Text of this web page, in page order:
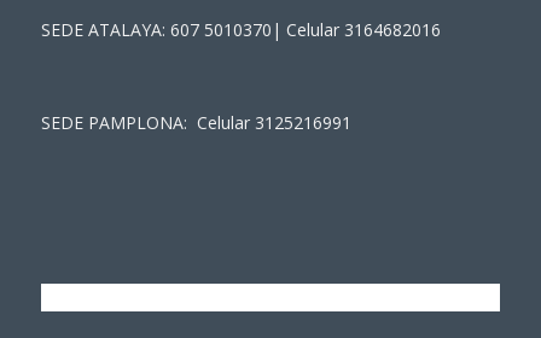
SEDE ATALAYA: 607 5010370| Celular 3164682016
SEDE PAMPLONA: Celular 3125216991